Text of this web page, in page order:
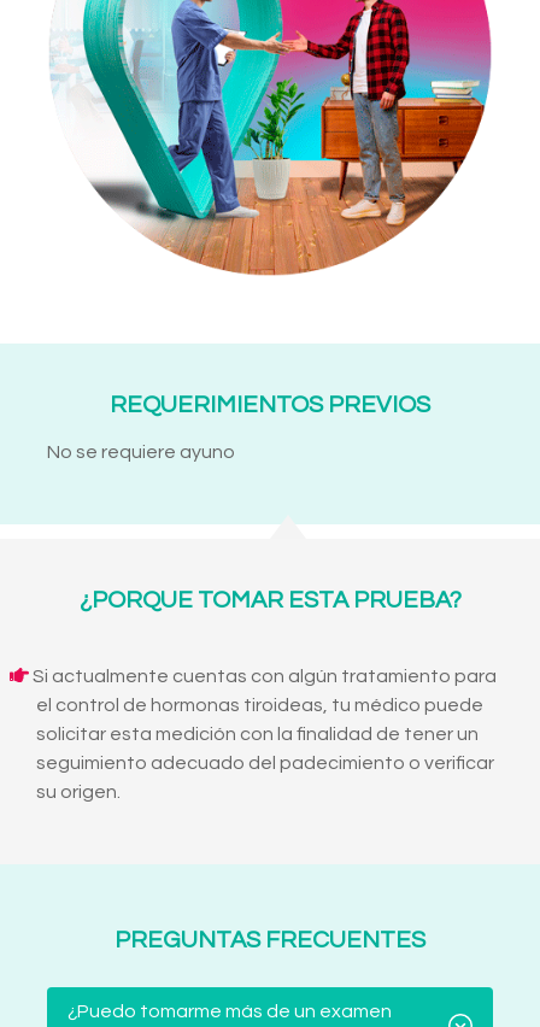
REQUERIMIENTOS PREVIOS
No se requiere ayuno
¿PORQUE TOMAR ESTA PRUEBA?
Si actualmente cuentas con algún tratamiento para
el control de hormonas tiroideas, tu médico puede
solicitar esta medición con la finalidad de tener un
seguimiento adecuado del padecimiento o verificar
su origen.
PREGUNTAS FRECUENTES
¿Puedo tomarme más de un examen